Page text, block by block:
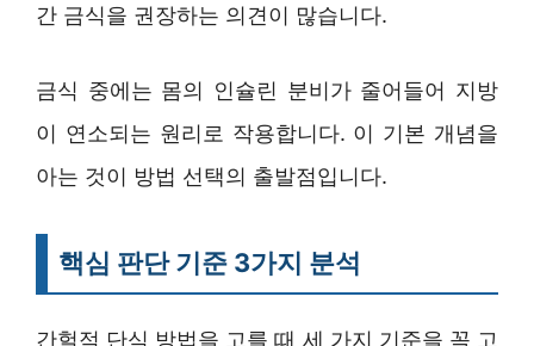
간 금식을 권장하는 의견이 많습니다.
금식 중에는 몸의 인슐린 분비가 줄어들어 지방
이 연소되는 원리로 작용합니다. 이 기본 개념을
아는 것이 방법 선택의 출발점입니다.
핵심 판단 기준 3가지 분석
간헐적 단식 방법을 고를 때 세 가지 기준을 꼭 고